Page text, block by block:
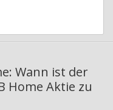
Wann ist der
Home Aktie zu